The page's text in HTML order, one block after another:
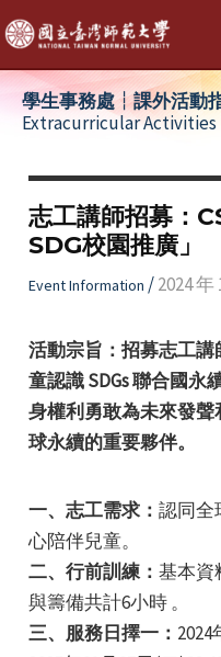
Skip
to
content
學生事務處┆課外活動
Extracurricular Activities
志工講師招募：
SDG校園推廣」
Event Information /2024 年
活動宗旨：招募志工
童認識 SDGs 聯合國永
身權利勇敢為未來發
球永續的重要夥伴。
一、志工需求： 認同全
心陪伴兒童。
二、行前訓練： 基本資
與籌備共計6小時 。
三、服務日擇一： 2024